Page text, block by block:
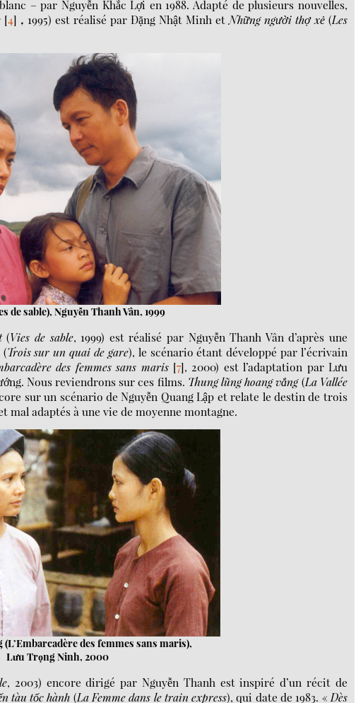
– par Nguyễn Khắc Lợi en 1988. Adapté de plusieurs nouvelles,
[4] , 1995) est réalisé par Đặng Nhật Minh etNhững người thợ xẻ(Les
de sable), Nguyễn Thanh Vân, 1999
(Vies de sable, 1999) est réalisé par Nguyễn Thanh Vân d’après une
(Trois sur un quai de gare), le scénario étant développé par l’écrivain
des femmes sans maris[7], 2000) est l’adaptation par Lưu
Nous reviendrons sur ces films. Thung lũng hoang vắng(La Vallée
sur un scénario de Nguyễn Quang Lập et relate le destin de trois
mal adaptés à une vie de moyenne montagne.
des femmes sans maris),
Lưu Trọng Ninh, 2000
, 2003) encore dirigé par Nguyễn Thanh est inspiré d’un récit de
tàu tốc hành (La Femme dans le train express), qui date de 1983. « Dès